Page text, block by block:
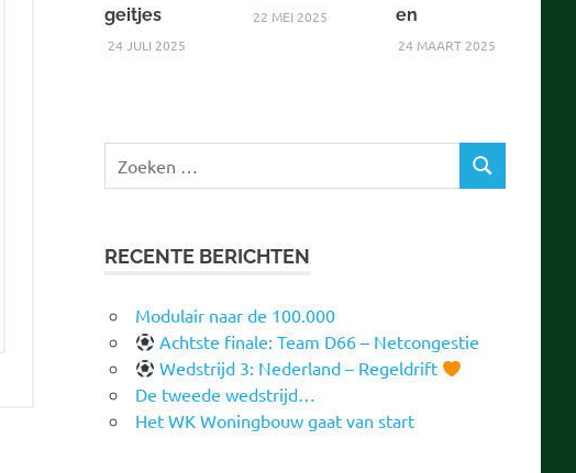
geitjes
24 JULI 2025
22 MEI 2025
en
24 MAART 2025
naar:
ZOEKEN
RECENTE BERICHTEN
Modulair naar de 100.000
Achtste finale: Team D66 – Netcongestie
Wedstrijd 3: Nederland – Regeldrift
De tweede wedstrijd…
Het WK Woningbouw gaat van start